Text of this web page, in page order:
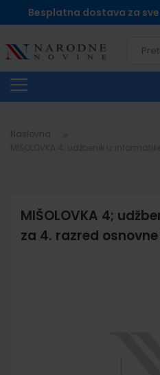
Besplatna dostava za
Naslovna
MIŠOLOVKA 4;
za 4. razred